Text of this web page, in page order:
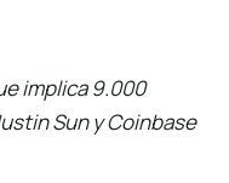
implica 9.000
Sun y Coinbase